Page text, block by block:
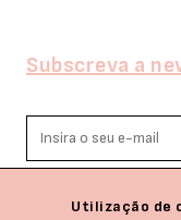
Subscreva a
Utilização de